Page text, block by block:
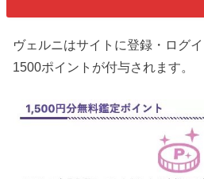
ヴェルニはサイトに登録・ログ
1500ポイントが付与されます。